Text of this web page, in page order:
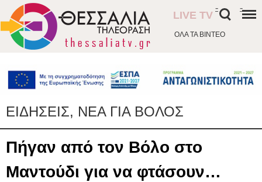
ΟΛΑ ΤΑ ΒΙΝΤΕΟ
LIVE TV
- -
ΕΙΔΗΣΕΙΣ, ΝΕΑ ΓΙΑ ΒΟΛΟΣ
Πήγαν από τον Βόλο στο
Μαντούδι για να φτάσουν…